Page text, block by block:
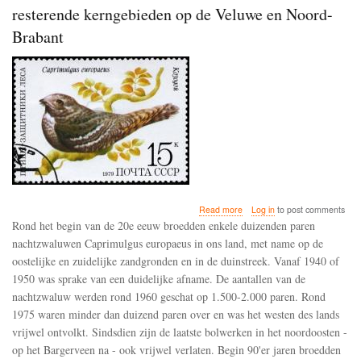
resterende kerngebieden op de Veluwe en Noord-
Brabant
Read moreabout
De
nachtzwaluw
weet
zich
te
handhaven
binnen
de
resterende
kerngebieden
Log into post comments
Rond het begin van de 20e eeuw broedden enkele duizenden paren
nachtzwaluwen Caprimulgus europaeus in ons land, met name op de
oostelijke en zuidelijke zandgronden en in de duinstreek. Vanaf 1940 of
1950 was sprake van een duidelijke afname. De aantallen van de
nachtzwaluw werden rond 1960 geschat op 1.500-2.000 paren. Rond
1975 waren minder dan duizend paren over en was het westen des lands
vrijwel ontvolkt. Sindsdien zijn de laatste bolwerken in het noordoosten -
op het Bargerveen na - ook vrijwel verlaten. Begin 90'er jaren broedden